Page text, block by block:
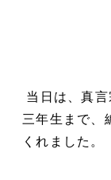
当日は、真
三年生まで、
くれました。